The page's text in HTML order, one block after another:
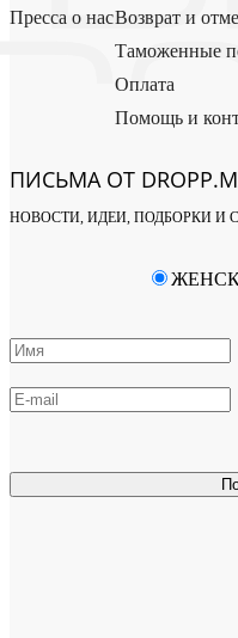
Пресса о насВозврат и
Таможенные
Оплата
Помощь и
ПИСЬМА ОТ
НОВОСТИ, ИДЕИ, ПОДБОРКИ И